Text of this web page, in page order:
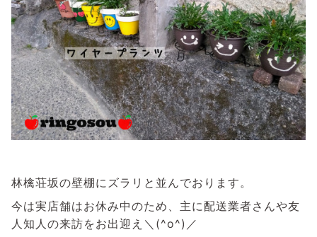
林檎荘坂の壁棚にズラリと並んでおります。
今は実店舗はお休み中のため、主に配送業者さんや友
人知人の来訪をお出迎え＼(^o^)／